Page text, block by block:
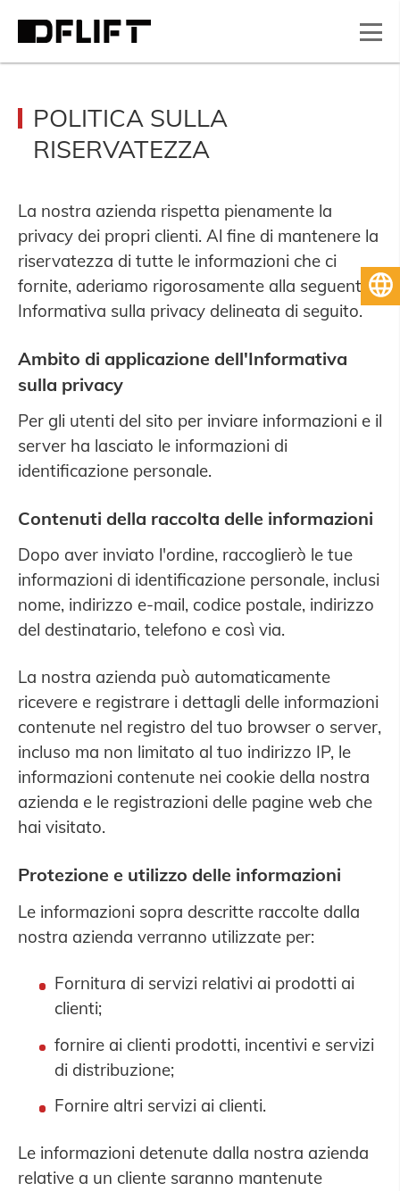
POLITICA SULLA
RISERVATEZZA
La nostra azienda rispetta pienamente la
privacy dei propri clienti. Al fine di mantenere la
riservatezza di tutte le informazioni che ci
fornite, aderiamo rigorosamente alla seguente
Informativa sulla privacy delineata di seguito.
Ambito di applicazione dell'Informativa
sulla privacy
Per gli utenti del sito per inviare informazioni e il
server ha lasciato le informazioni di
identificazione personale.
Contenuti della raccolta delle informazioni
Dopo aver inviato l'ordine, raccoglierò le tue
informazioni di identificazione personale, inclusi
nome, indirizzo e-mail, codice postale, indirizzo
del destinatario, telefono e così via.
La nostra azienda può automaticamente
ricevere e registrare i dettagli delle informazioni
contenute nel registro del tuo browser o server,
incluso ma non limitato al tuo indirizzo IP, le
informazioni contenute nei cookie della nostra
azienda e le registrazioni delle pagine web che
hai visitato.
Protezione e utilizzo delle informazioni
Le informazioni sopra descritte raccolte dalla
nostra azienda verranno utilizzate per:
Fornitura di servizi relativi ai prodotti ai
clienti;
fornire ai clienti prodotti, incentivi e servizi
di distribuzione;
Fornire altri servizi ai clienti.
Le informazioni detenute dalla nostra azienda
relative a un cliente saranno mantenute
Italiano